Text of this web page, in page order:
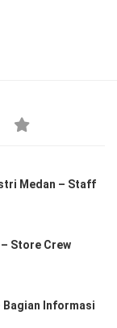
Medan – Staff
Store Crew
Bagian Informasi